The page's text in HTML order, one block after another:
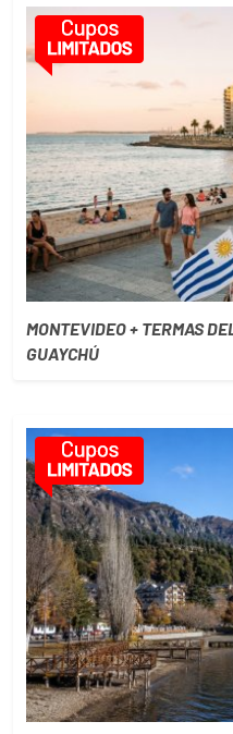
MONTEVIDEO + TERMAS DEL
GUAYCHÚ